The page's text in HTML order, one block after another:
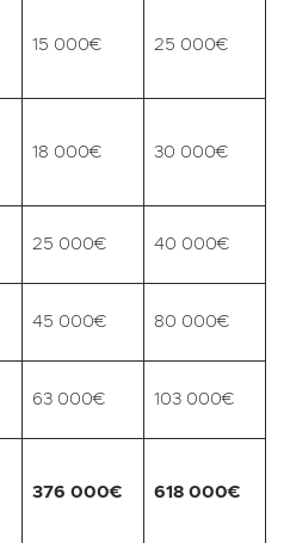
15 000€ 25 000€
18 000€ 30 000€
25 000€ 40 000€
45 000€ 80 000€
63 000€ 103 000€
376 000€ 618 000€